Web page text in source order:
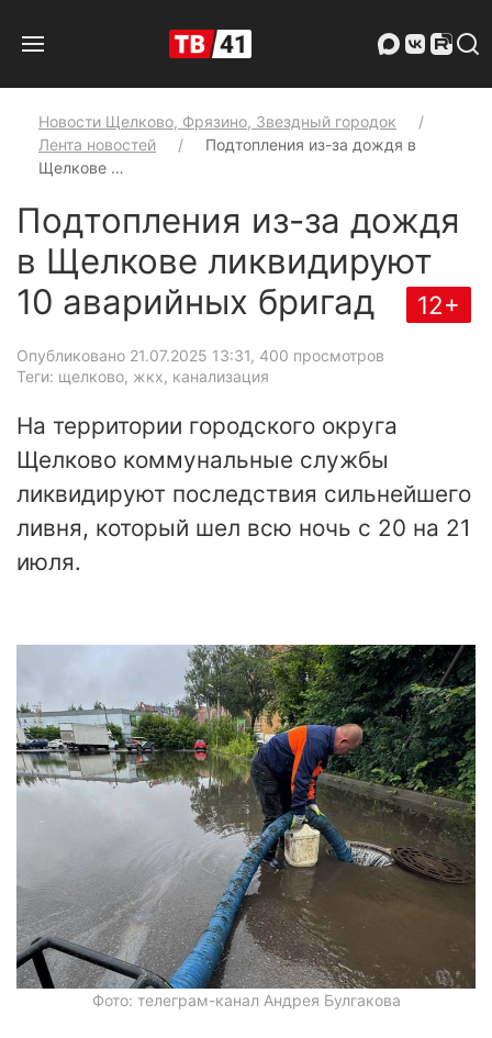
Новости Щелково, Фрязино, Звездный городок
Лента новостей
Подтопления из-за дождя в
Щелкове …
Подтопления из-за дождя
в Щелкове ликвидируют
10 аварийных бригад
12+
Опубликовано 21.07.2025 13:31, 400 просмотров
Теги: щелково, жкх, канализация
На территории городского округа
Щелково коммунальные службы
ликвидируют последствия сильнейшего
ливня, который шел всю ночь с 20 на 21
июля.
Фото: телеграм-канал Андрея Булгакова